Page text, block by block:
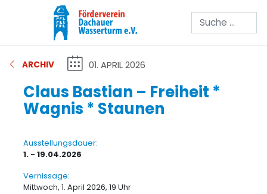
Suchen
ARCHIV 01. APRIL 2026
Claus Bastian – Freiheit *
Wagnis * Staunen
Ausstellungsdauer:
1. - 19.04.2026
Vernissage:
Mittwoch, 1. April 2026, 19 Uhr